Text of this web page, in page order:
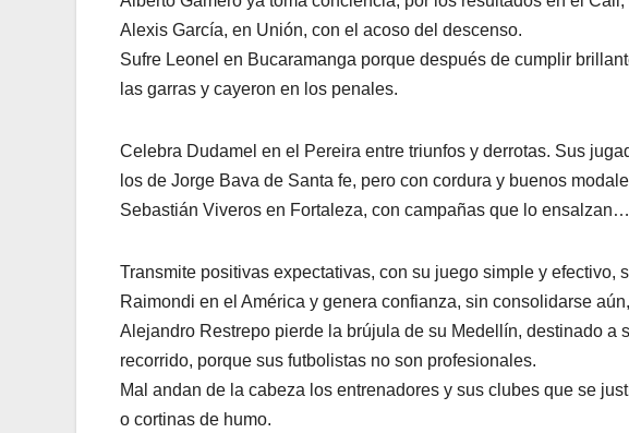
Alexis García, en Unión, con el acoso del descenso.
Sufre Leonel en Bucaramanga porque después de cumplir
las garras y cayeron en los penales.
Celebra Dudamel en el Pereira entre triunfos y derrotas. Sus
los de Jorge Bava de Santa fe, pero con cordura y buenos
Sebastián Viveros en Fortaleza, con campañas que lo
Transmite positivas expectativas, con su juego simple y
Raimondi en el América y genera confianza, sin consolidarse
Alejandro Restrepo pierde la brújula de su Medellín, destinado a
recorrido, porque sus futbolistas no son profesionales.
Mal andan de la cabeza los entrenadores y sus clubes que se
o cortinas de humo.